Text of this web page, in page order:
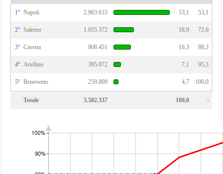
1° Napoli 2.963.633 53,1 53,1
2° Salerno 1.055.372 18,9 72,0
3° Caserta 908.451 16,3 88,3
4° Avellino 395.072 7,1 95,3
5° Benevento 259.809 4,7 100,0
Totale 5.582.337 100,0 -